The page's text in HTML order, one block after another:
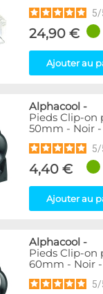
5/
24,90 €
Ajouter au
Alphacool -
Pieds Clip-on
50mm - Noir -
5/
4,40 €
Ajouter au
Alphacool -
Pieds Clip-on
60mm - Noir -
5/